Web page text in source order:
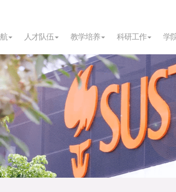
人才队伍 教学培养 科研工作 学